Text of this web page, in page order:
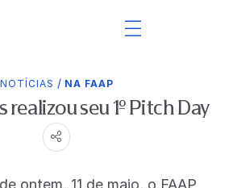
NOTÍCIAS / NA FAAP
realizou seu 1º Pitch Day
ontem, 11 de maio, o FAAP